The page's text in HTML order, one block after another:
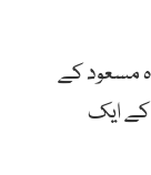
مسعود کے
کے ایک